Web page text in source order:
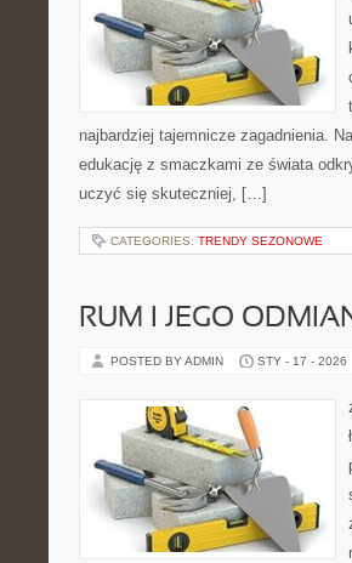
najbardziej tajemnicze zagadnienia.
edukację z smaczkami ze świata
uczyć się skuteczniej, […]
CATEGORIES: TRENDY SEZONOWE
RUM I JEGO
POSTED BY ADMIN STY - 17 - 2026